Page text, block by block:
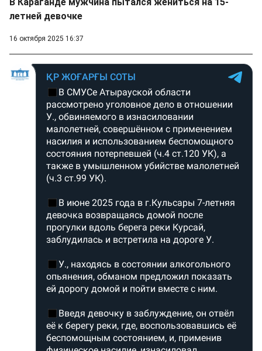
летней девочке
16 октября 2025 16:37